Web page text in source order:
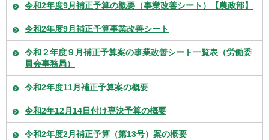
令和2年度9月補正予算の概要（事業改善シート）【農政部】
令和2年度9月補正予算事業改善シート
令和２年度９月補正予算案の事業改善シート一覧表（労働委
員会事務局）
令和2年度11月補正予算案の概要
令和2年12月14日付け専決予算の概要
令和2年度2月補正予算（第13号）案の概要